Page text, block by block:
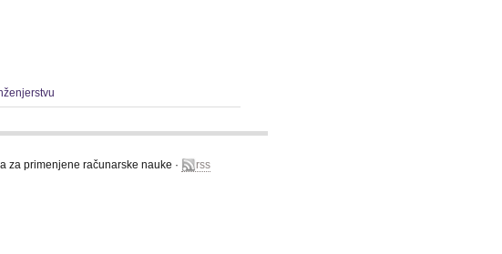
za primenjene računarske nauke · rss